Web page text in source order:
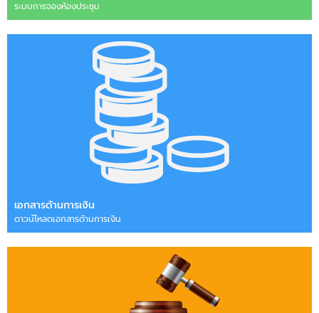
ระบบการจองห้องประชุม
เอกสารด้านการเงิน
ดาวน์โหลดเอกสารด้านการเงิน